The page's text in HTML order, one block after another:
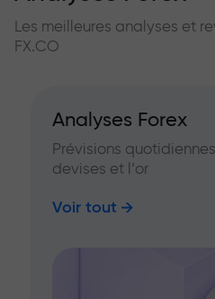
Les meilleures analyses et
FX.CO
Analyses Forex
Prévisions
devises et l’or
Voir tout